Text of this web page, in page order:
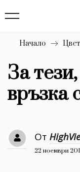
Бизнес
Мода
Dialogue
Изкуство
4340
Красота
777
Начало
За
връзка
От
22 ноември